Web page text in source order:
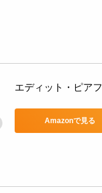
エディット・ピア
Amazonで見る